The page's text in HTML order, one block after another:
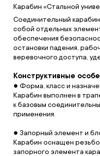
Карабин «Стальной
Соединительный
собой отдельных
обеспечения
остановки падения,
веревочного доступа,
Конструктивные
● Форма, класс и
Карабин выполнен в
к базовым
применения.
● Запорный элемент и
Карабин оснащен
запорного элемента